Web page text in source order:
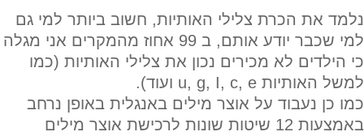
נלמד את הכרת צלילי האותיות, חשוב ביותר למי גם
למי שכבר יודע אותם, ב 99 אחוז מהמקרים אני מגלה
כי הילדים לא מכירים נכון את צלילי האותיות (כמו
למשל האותיות u, g, I, c, e ועוד).
כמו כן נעבוד על אוצר מילים באנגלית באופן נרחב
באמצעות 12 שיטות שונות לרכישת אוצר מילים